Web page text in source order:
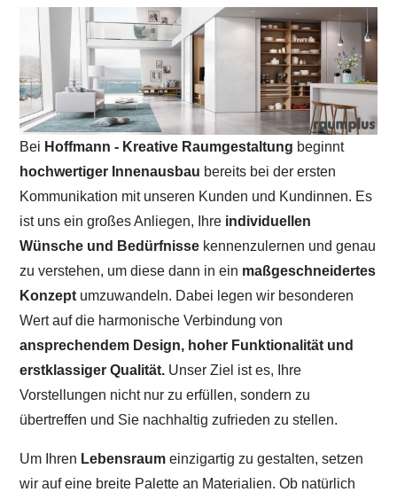
Bei Hoffmann - Kreative Raumgestaltung beginnt
hochwertiger Innenausbau bereits bei der ersten
Kommunikation mit unseren Kunden und Kundinnen. Es
ist uns ein großes Anliegen, Ihre individuellen
Wünsche und Bedürfnisse kennenzulernen und genau
zu verstehen, um diese dann in ein maßgeschneidertes
Konzept umzuwandeln. Dabei legen wir besonderen
Wert auf die harmonische Verbindung von
ansprechendem Design, hoher Funktionalität und
erstklassiger Qualität. Unser Ziel ist es, Ihre
Vorstellungen nicht nur zu erfüllen, sondern zu
übertreffen und Sie nachhaltig zufrieden zu stellen.
Um Ihren Lebensraumeinzigartig zu gestalten, setzen
wir auf eine breite Palette an Materialien. Ob natürlich